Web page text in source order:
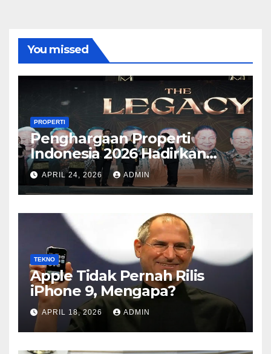
You missed
PROPERTI
Penghargaan Properti
Indonesia 2026 Hadirkan
Kategori Baru Sesuai
Perkembangan Pasar
APRIL 24, 2026 ADMIN
TEKNO
Apple Tidak Pernah Rilis
iPhone 9, Mengapa?
APRIL 18, 2026 ADMIN